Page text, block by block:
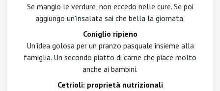
Se mangio le verdure, non eccedo nelle cure. Se poi
aggiungo un'insalata sai che bella la giornata.
Coniglio ripieno
Un'idea golosa per un pranzo pasquale insieme alla
famiglia. Un secondo piatto di carne che piace molto
anche ai bambini.
Cetrioli: proprietà nutrizionali